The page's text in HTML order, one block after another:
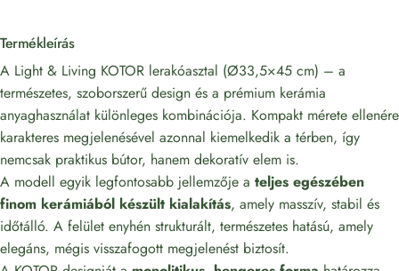
Termékleírás
A Light & Living KOTOR lerakóasztal (Ø33,5×45 cm) – a
természetes, szoborszerű design és a prémium kerámia
anyaghasználat különleges kombinációja. Kompakt mérete ellenére
karakteres megjelenésével azonnal kiemelkedik a térben, így
nemcsak praktikus bútor, hanem dekoratív elem is.
A modell egyik legfontosabb jellemzője a teljes egészében
finom kerámiából készült kialakítás, amely masszív, stabil és
időtálló. A felület enyhén strukturált, természetes hatású, amely
elegáns, mégis visszafogott megjelenést biztosít.